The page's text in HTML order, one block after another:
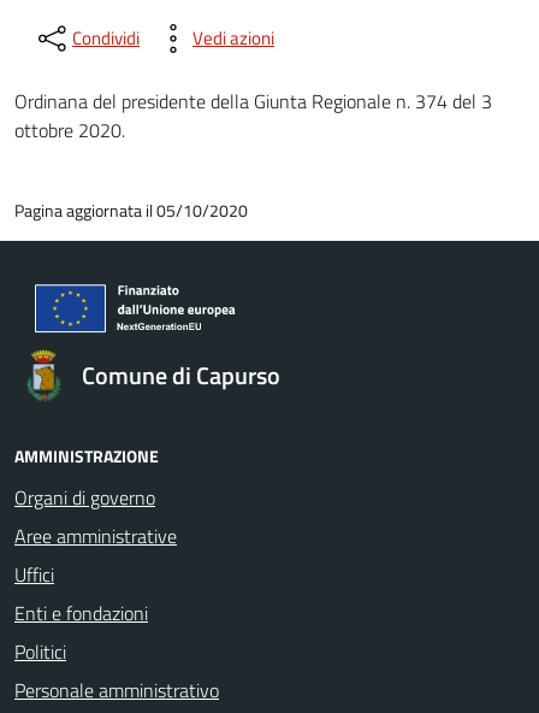
Condividi Vedi azioni
Ordinana del presidente della Giunta Regionale n. 374 del 3
ottobre 2020.
Pagina aggiornata il 05/10/2020
Comune di Capurso
AMMINISTRAZIONE
Organi di governo
Aree amministrative
Uffici
Enti e fondazioni
Politici
Personale amministrativo